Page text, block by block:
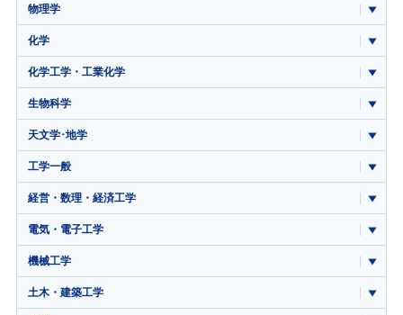
物理学
化学
化学工学・工業化学
生物科学
天文学･地学
工学一般
経営・数理・経済工学
電気・電子工学
機械工学
土木・建築工学